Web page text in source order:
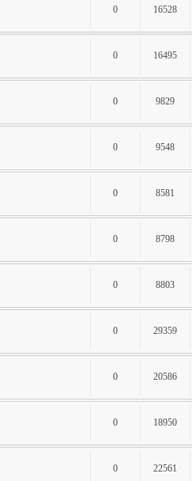
0 16528
0 16495
0 9829
0 9548
0 8581
0 8798
0 8803
0 29359
0 20586
0 18950
0 22561